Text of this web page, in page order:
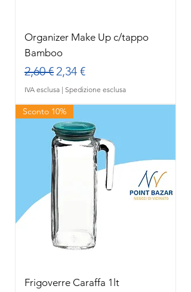
Organizer Make Up c/tappo
Bamboo
Prezzo regolare
2,60 € Prezzo scontato
2,34 €
IVA esclusa | Spedizione esclusa
Sconto 10%
Frigoverre Caraffa 1lt